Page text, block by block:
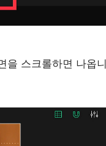
을 스크롤하면 나옵니